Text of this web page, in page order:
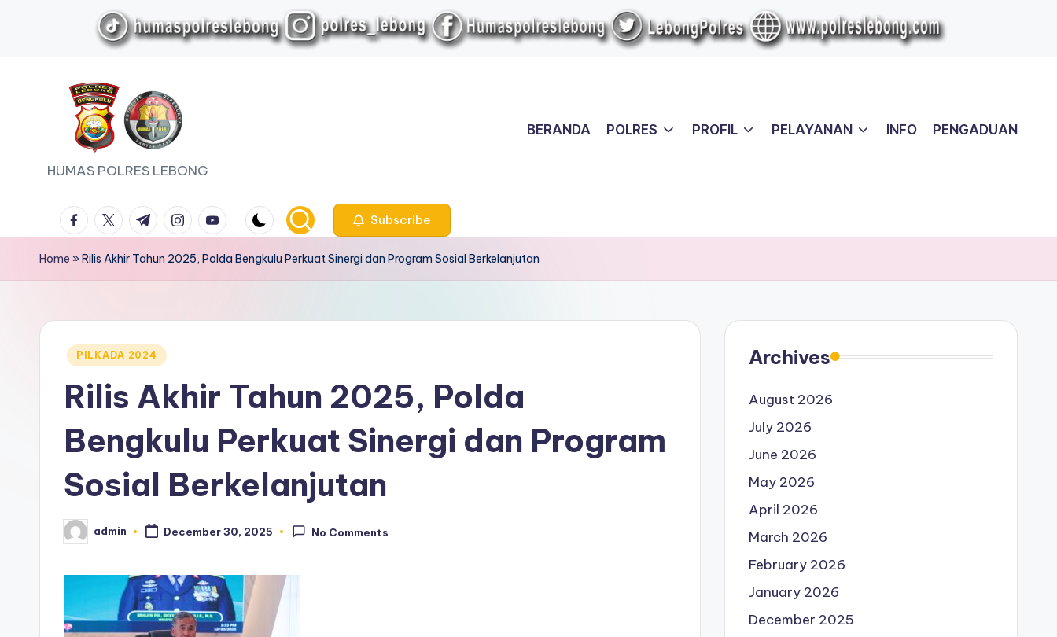
HUMAS POLRES LEBONG
BERANDA POLRES PROFIL PELAYANAN INFO PENGADUAN
facebook.com
twitter.com
t.me instagram.com
youtube.com Subscribe
Home »Rilis Akhir Tahun 2025, Polda Bengkulu Perkuat Sinergi dan Program Sosial Berkelanjutan
Posted
PILKADA 2024
Rilis Akhir Tahun 2025, Polda
Bengkulu Perkuat Sinergi dan Program
Sosial Berkelanjutan
Posted
by
admin December 30, 2025 No Comments
Archives
August 2026
July 2026
June 2026
May 2026
April 2026
March 2026
February 2026
January 2026
December 2025